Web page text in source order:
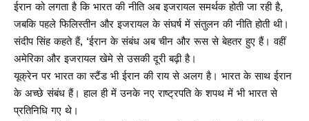
ईरान को लगता है कि भारत की नीति अब इजरायल समर्थक होती जा रही है,
जबकि पहले फिलिस्तीन और इजरायल के संघर्ष में संतुलन की नीति होती थी।
संदीप सिंह कहते हैं, ‘ईरान के संबंध अब चीन और रूस से बेहतर हुए हैं। वहीं
अमेरिका और इजरायल खेमे से उसकी दूरी बढ़ी है।
यूक्रेन पर भारत का स्टैंड भी ईरान की राय से अलग है। भारत के साथ ईरान
के अच्छे संबंध हैं। हाल ही में उनके नए राष्ट्रपति के शपथ में भी भारत से
प्रतिनिधि गए थे।